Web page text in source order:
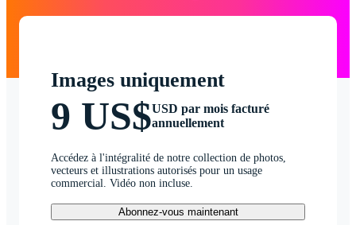
Images uniquement
9 US$USD par mois facturé
annuellement
Accédez à l'intégralité de notre collection de photos,
vecteurs et illustrations autorisés pour un usage
commercial. Vidéo non incluse.
Abonnez-vous maintenant